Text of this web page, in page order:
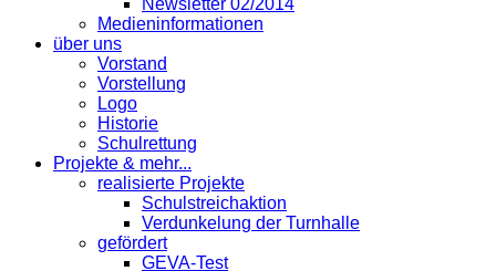
Newsletter 02/2014
Medieninformationen
über uns
Vorstand
Vorstellung
Logo
Historie
Schulrettung
Projekte & mehr...
realisierte Projekte
Schulstreichaktion
Verdunkelung der Turnhalle
gefördert
GEVA-Test